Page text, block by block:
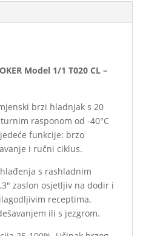
Model 1/1 T020 CL –
brzi hladnjak s 20
rasponom od -40°C
funkcije: brzo
i ručni ciklus.
s rashladnim
zaslon osjetljiv na dodir i
receptima,
ili s jezgrom.